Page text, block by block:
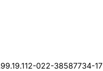
022-38587734-17